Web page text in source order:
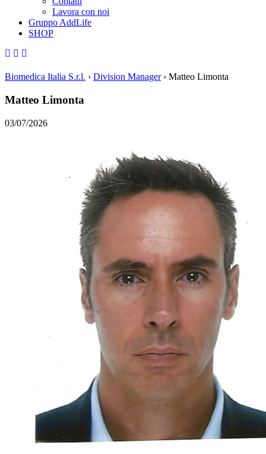
Lavora con noi
Gruppo AddLife
SHOP
Biomedica Italia S.r.l. › Division Manager› Matteo Limonta
Matteo Limonta
03/07/2026